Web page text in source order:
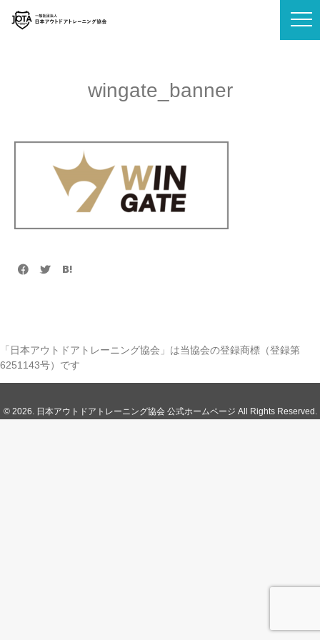
wingate_banner
「日本アウトドアトレーニング協会」は当協会の登録商標（登録第
6251143号）です
© 2026. 日本アウトドアトレーニング協会 公式ホームページ All Rights Reserved.